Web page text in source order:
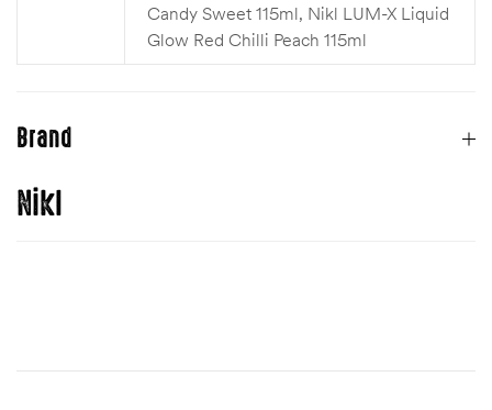
Candy Sweet 115ml, Nikl LUM-X Liquid
Glow Red Chilli Peach 115ml
Brand
Nikl